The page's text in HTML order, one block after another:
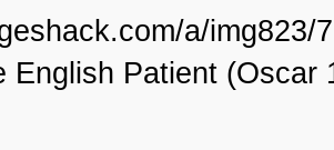
a/img823/
English Patient